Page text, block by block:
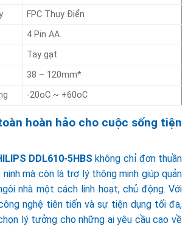
FPC Thụy Điển
4 Pin AA
Tay gạt
38 – 120mm*
-20oC ~ +60oC
hoàn hảo cho cuộc sống tiện
DDL610-5HBS không chỉ đơn thuần
mà còn là trợ lý thông minh giúp quản
nhà một cách linh hoạt, chủ động. Với
nghệ tiên tiến và sự tiện dụng tối đa,
lý tưởng cho những ai yêu cầu cao về